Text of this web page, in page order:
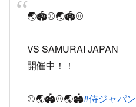
🌏🏟⚾🌏🏟⚾
VS SAMURAI JAPAN
開催中！！
⚾🌏🏟⚾🌏🏟#侍ジャパン